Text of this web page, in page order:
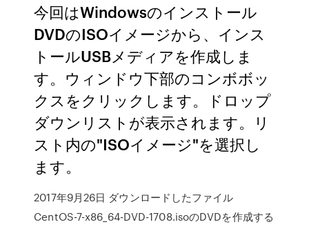
今回はWindowsのインストール
DVDのISOイメージから、インス
トールUSBメディアを作成しま
す。ウィンドウ下部のコンボボッ
クスをクリックします。ドロップ
ダウンリストが表示されます。リ
スト内の"ISOイメージ"を選択し
ます。
2017年9月26日 ダウンロードしたファイル
CentOS-7-x86_64-DVD-1708.isoのDVDを作成する